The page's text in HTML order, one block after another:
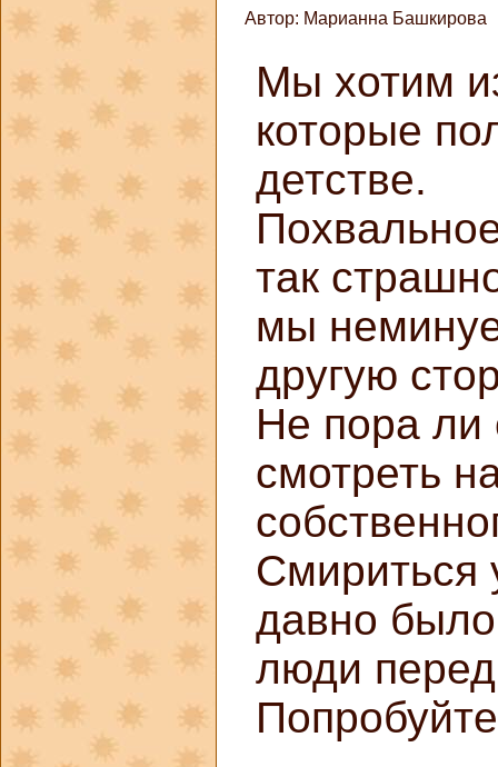
Автор: Марианна Башкирова
Мы хотим
которые
детстве.
так
мы
другую
Не пора ли
смотреть
Смириться
давно
люди